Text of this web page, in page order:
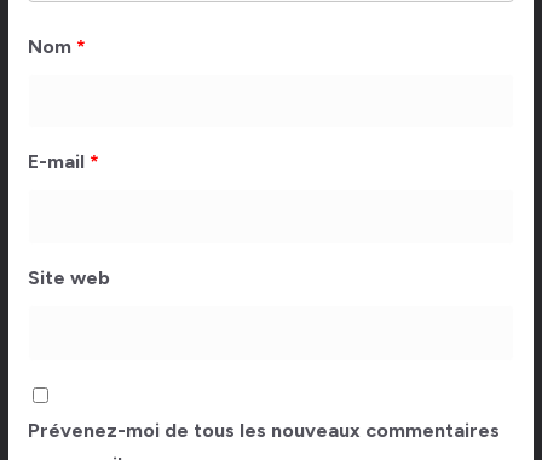
Nom *
E-mail *
Site web
Prévenez-moi de tous les nouveaux commentaires